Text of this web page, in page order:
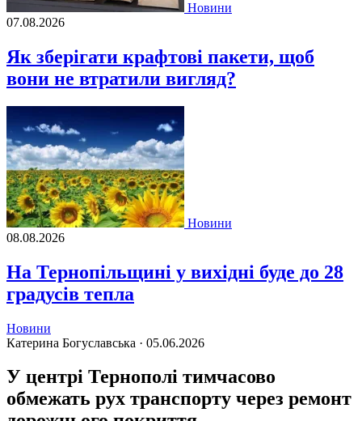
Новини
07.08.2026
Як зберігати крафтові пакети, щоб
вони не втратили вигляд?
Новини
08.08.2026
На Тернопільщині у вихідні буде до 28
градусів тепла
Новини
Катерина Богуславська · 05.06.2026
У центрі Тернополі тимчасово
обмежать рух транспорту через ремонт